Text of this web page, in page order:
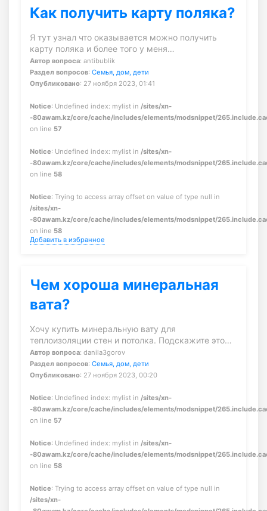
Как получить карту поляка?
Я тут узнал что оказывается можно получить
карту поляка и более того у меня…
Автор вопроса: antibublik
Раздел вопросов: Семья, дом, дети
Опубликовано: 27 ноября 2023, 01:41
Notice: Undefined index: mylist in /sites/xn-
-80awam.kz/core/cache/includes/elements/modsnippet/
on line 57
Notice: Undefined index: mylist in /sites/xn-
-80awam.kz/core/cache/includes/elements/modsnippet/
on line 58
Notice: Trying to access array offset on value of type null in
/sites/xn-
-80awam.kz/core/cache/includes/elements/modsnippet/
on line 58
Добавить в избранное
Чем хороша минеральная
вата?
Хочу купить минеральную вату для
теплоизоляции стен и потолка. Подскажите это…
Автор вопроса: danila3gorov
Раздел вопросов: Семья, дом, дети
Опубликовано: 27 ноября 2023, 00:20
Notice: Undefined index: mylist in /sites/xn-
-80awam.kz/core/cache/includes/elements/modsnippet/
on line 57
Notice: Undefined index: mylist in /sites/xn-
-80awam.kz/core/cache/includes/elements/modsnippet/
on line 58
Notice: Trying to access array offset on value of type null in
/sites/xn-